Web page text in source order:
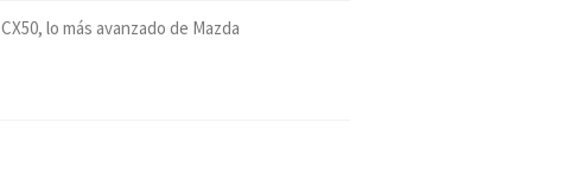
CX50, lo más avanzado de Mazda